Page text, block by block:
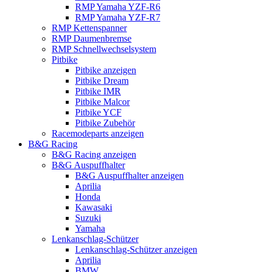
RMP Yamaha YZF-R6
RMP Yamaha YZF-R7
RMP Kettenspanner
RMP Daumenbremse
RMP Schnellwechselsystem
Pitbike
Pitbike anzeigen
Pitbike Dream
Pitbike IMR
Pitbike Malcor
Pitbike YCF
Pitbike Zubehör
Racemodeparts anzeigen
B&G Racing
B&G Racing anzeigen
B&G Auspuffhalter
B&G Auspuffhalter anzeigen
Aprilia
Honda
Kawasaki
Suzuki
Yamaha
Lenkanschlag-Schützer
Lenkanschlag-Schützer anzeigen
Aprilia